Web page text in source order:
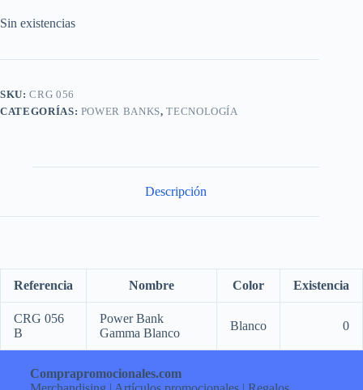
Sin existencias
SKU:CRG 056
CATEGORÍAS: POWER BANKS,TECNOLOGÍA
Descripción
Referencia Nombre Color Existencia
CRG 056
B
Power Bank
Gamma Blanco
Blanco 0
Comprapromocionales.com